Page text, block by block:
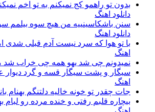
بدون تو راهمو کج نمیکنم به تو اخم
دانلود اهنگ
سنن باشکاسینییه من هیچ سوه بیلمم
دانلود اهنگ
با تو هوا که سرد نیست آدم قبلی شدی
اهنگ
نمیدونم چی شد یهو همه چی خراب شد
سیگار و پشت سیگار قسه و گرد دیوار
اهنگ
جات چقدر تو خونه خالیه دلتنگم بهنام
بیچاره قلبم رفتی و خنده مرده رو لبام